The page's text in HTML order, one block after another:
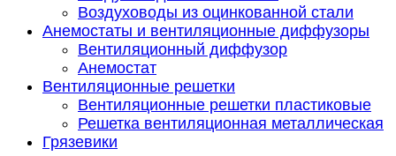
Воздуховоды из оцинкованной стали
Анемостаты и вентиляционные диффузоры
Вентиляционный диффузор
Анемостат
Вентиляционные решетки
Вентиляционные решетки пластиковые
Решетка вентиляционная металлическая
Грязевики